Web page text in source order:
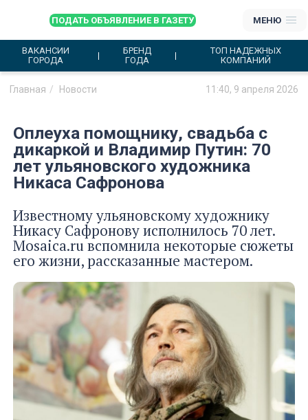
ПОДАТЬ ОБЪЯВЛЕНИЕ В ГАЗЕТУ МЕНЮ
ВАКАНСИИ
ГОРОДА
БРЕНД
ГОДА
ТОП НАДЕЖНЫХ
КОМПАНИЙ
Главная Новости 11:40, 9 апреля 2026
Оплеуха помощнику, свадьба с
дикаркой и Владимир Путин: 70
лет ульяновского художника
Никаса Сафронова
Известному ульяновскому художнику
Никасу Сафронову исполнилось 70 лет.
Mosaica.ru вспомнила некоторые сюжеты
его жизни, рассказанные мастером.